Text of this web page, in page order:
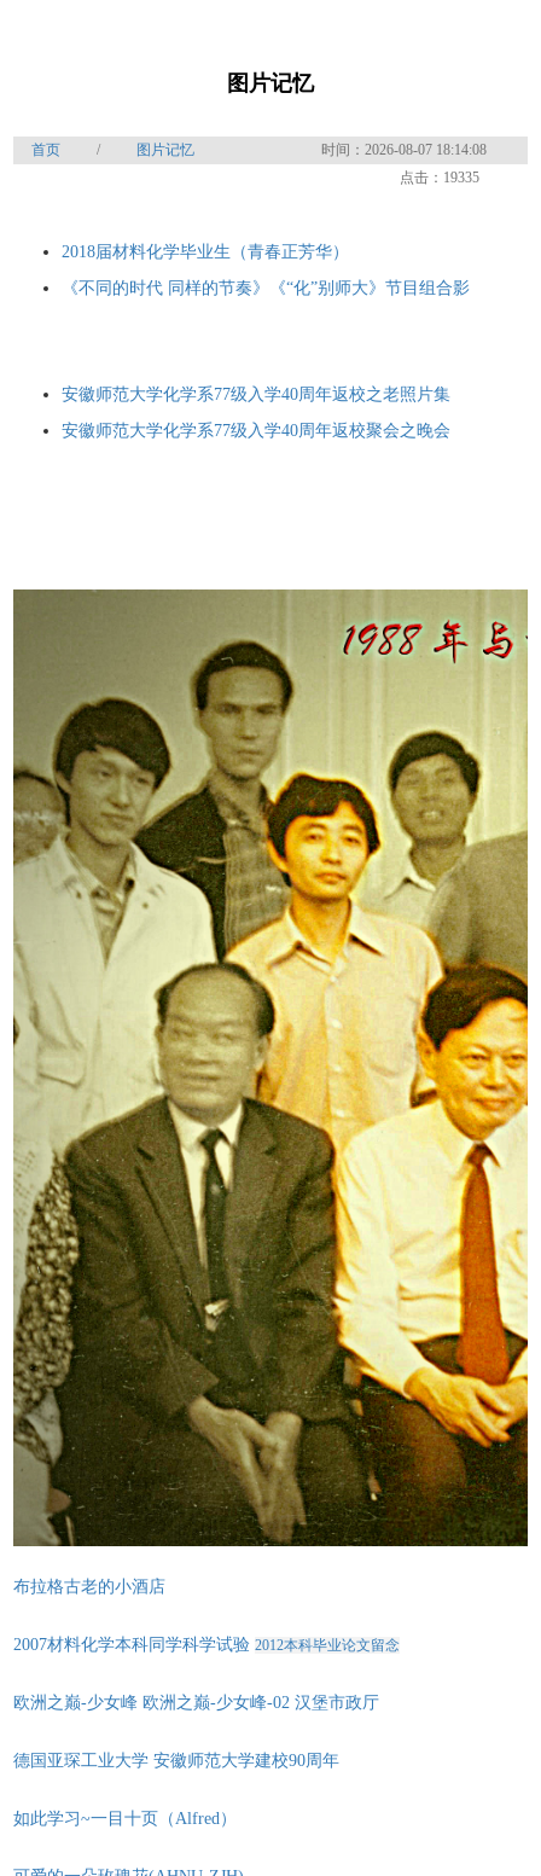
图片记忆
首页 / 图片记忆
时间：2026-08-07 18:14:08
点击：19335
2018届材料化学毕业生（青春正芳华）
《不同的时代 同样的节奏》《“化”别师大》节目组合影
安徽师范大学化学系77级入学40周年返校之老照片集
安徽师范大学化学系77级入学40周年返校聚会之晚会
布拉格古老的小酒店
2007材料化学本科同学科学试验 2012本科毕业论文留念
欧洲之巅-少女峰 欧洲之巅-少女峰-02 汉堡市政厅
德国亚琛工业大学 安徽师范大学建校90周年
如此学习~一目十页（Alfred）